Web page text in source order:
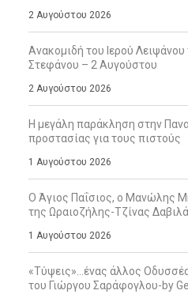
2 Αυγούστου 2026
Ανακομιδή του Ιερού
Στεφάνου – 2 Αυγούστου
2 Αυγούστου 2026
Η μεγάλη παράκληση στην
προστασίας για τους πιστούς
1 Αυγούστου 2026
Ο Άγιος Παΐσιος, ο Μανώλης
της Ωραιοζήλης-Τζίνας Δαβιλά
1 Αυγούστου 2026
«Τύψεις»…ένας άλλος
του Γιώργου Σαράφογλου-by